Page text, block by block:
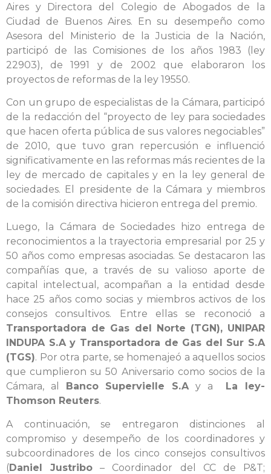
Aires y Directora del Colegio de Abogados de la
Ciudad de Buenos Aires. En su desempeño como
Asesora del Ministerio de la Justicia de la Nación,
participó de las Comisiones de los años 1983 (ley
22903), de 1991 y de 2002 que elaboraron los
proyectos de reformas de la ley 19550.
Con un grupo de especialistas de la Cámara, participó
de la redacción del “proyecto de ley para sociedades
que hacen oferta pública de sus valores negociables”
de 2010, que tuvo gran repercusión e influenció
significativamente en las reformas más recientes de la
ley de mercado de capitales y en la ley general de
sociedades. El presidente de la Cámara y miembros
de la comisión directiva hicieron entrega del premio.
Luego, la Cámara de Sociedades hizo entrega de
reconocimientos a la trayectoria empresarial por 25 y
50 años como empresas asociadas. Se destacaron las
compañías que, a través de su valioso aporte de
capital intelectual, acompañan a la entidad desde
hace 25 años como socias y miembros activos de los
consejos consultivos. Entre ellas se reconoció a
Transportadora de Gas del Norte (TGN), UNIPAR
INDUPA S.A y Transportadora de Gas del Sur S.A
(TGS). Por otra parte, se homenajeó a aquellos socios
que cumplieron su 50 Aniversario como socios de la
Cámara, al
Banco Supervielle S.Ay a
La ley-
Thomson Reuters.
A continuación, se entregaron distinciones al
compromiso y desempeño de los coordinadores y
subcoordinadores de los cinco consejos consultivos
(Daniel Justribo – Coordinador del CC de P&T;